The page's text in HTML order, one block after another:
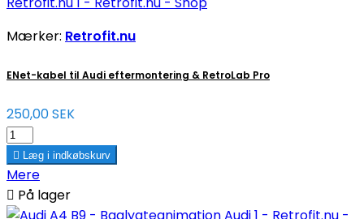
Mærker: Retrofit.nu
ENet-kabel til Audi eftermontering & RetroLab Pro
250,00 SEK
 Læg i indkøbskurv
Mere
 På lager